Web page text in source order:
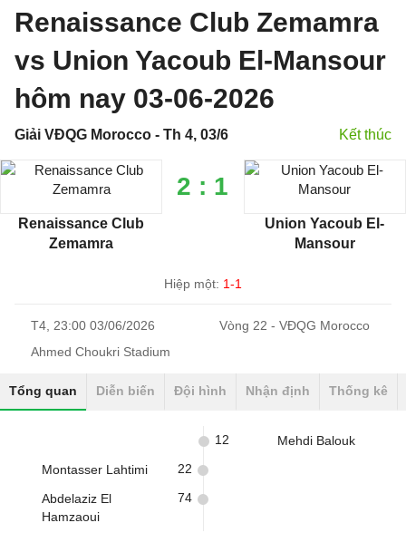
Renaissance Club Zemamra
vs Union Yacoub El-Mansour
hôm nay 03-06-2026
Giải VĐQG Morocco - Th 4, 03/6 Kết thúc
Renaissance Club
Zemamra
2 : 1
Union Yacoub El-
Mansour
Hiệp một: 1-1
T4, 23:00 03/06/2026
Vòng 22 - VĐQG Morocco
Ahmed Choukri Stadium
Tổng quan Diễn biến Đội hình Nhận định Thống kê
Mehdi Balouk
12
Montasser Lahtimi 22
Abdelaziz El
Hamzaoui
74